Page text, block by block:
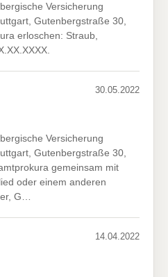
Versicherung
Gutenbergstraße 30,
erloschen: Straub,
30.05.2022
Versicherung
Gutenbergstraße 30,
gemeinsam mit
oder einem anderen
G…
14.04.2022